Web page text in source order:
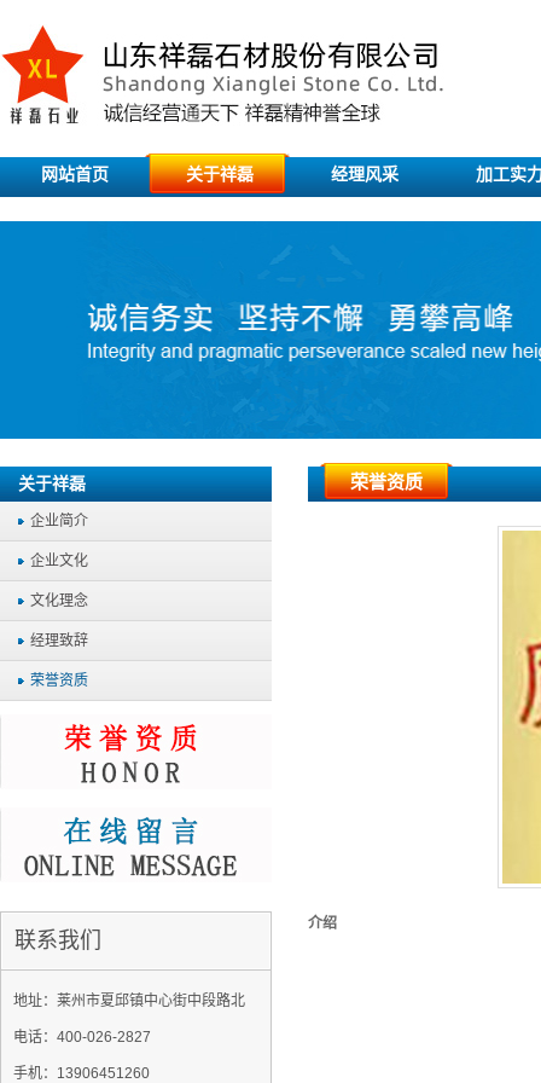
网站首页 关于祥磊 经理风采 加工实
关于祥磊
企业简介
企业文化
文化理念
经理致辞
荣誉资质
联系我们
地址：莱州市夏邱镇中心街中段路北
电话：400-026-2827
手机：13906451260
荣誉资质
介绍